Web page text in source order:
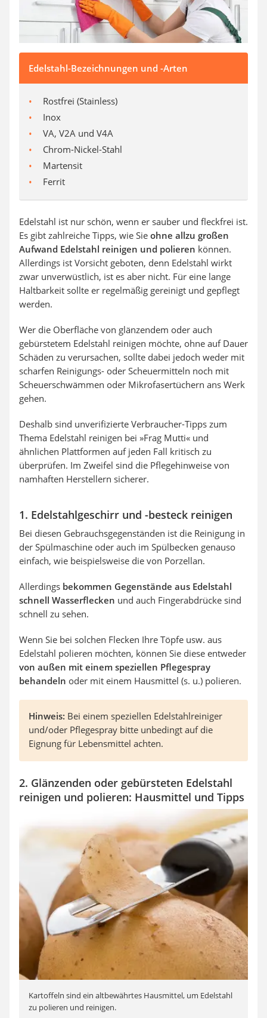
Edelstahl-Bezeichnungen und -Arten
Rostfrei (Stainless)
Inox
VA, V2A und V4A
Chrom-Nickel-Stahl
Martensit
Ferrit
Edelstahl ist nur schön, wenn er sauber und fleckfrei ist.
Es gibt zahlreiche Tipps, wie Sie ohne allzu großen
Aufwand Edelstahl reinigen und polieren können.
Allerdings ist Vorsicht geboten, denn Edelstahl wirkt
zwar unverwüstlich, ist es aber nicht. Für eine lange
Haltbarkeit sollte er regelmäßig gereinigt und gepflegt
werden.
Wer die Oberfläche von glänzendem oder auch
gebürstetem Edelstahl reinigen möchte, ohne auf Dauer
Schäden zu verursachen, sollte dabei jedoch weder mit
scharfen Reinigungs- oder Scheuermitteln noch mit
Scheuerschwämmen oder Mikrofasertüchern ans Werk
gehen.
Deshalb sind unverifizierte Verbraucher-Tipps zum
Thema Edelstahl reinigen bei »Frag Mutti« und
ähnlichen Plattformen auf jeden Fall kritisch zu
überprüfen. Im Zweifel sind die Pflegehinweise von
namhaften Herstellern sicherer.
1. Edelstahlgeschirr und -besteck reinigen
Bei diesen Gebrauchsgegenständen ist die Reinigung in
der Spülmaschine oder auch im Spülbecken genauso
einfach, wie beispielsweise die von Porzellan.
Allerdings bekommen Gegenstände aus Edelstahl
schnell Wasserflecken und auch Fingerabdrücke sind
schnell zu sehen.
Wenn Sie bei solchen Flecken Ihre Töpfe usw. aus
Edelstahl polieren möchten, können Sie diese entweder
von außen mit einem speziellen Pflegespray
behandeln oder mit einem Hausmittel (s. u.) polieren.
Hinweis: Bei einem speziellen Edelstahlreiniger
und/oder Pflegespray bitte unbedingt auf die
Eignung für Lebensmittel achten.
2. Glänzenden oder gebürsteten Edelstahl
reinigen und polieren: Hausmittel und Tipps
Kartoffeln sind ein altbewährtes Hausmittel, um Edelstahl
zu polieren und reinigen.